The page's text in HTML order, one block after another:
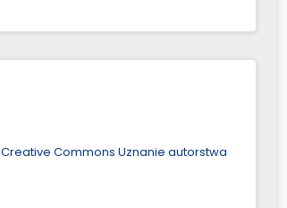
Creative Commons Uznanie autorstwa